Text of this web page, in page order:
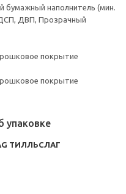
бумажный наполнитель (мин.
ДВП, Прозрачный
покрытие
покрытие
упаковке
ТИЛЛЬСЛАГ